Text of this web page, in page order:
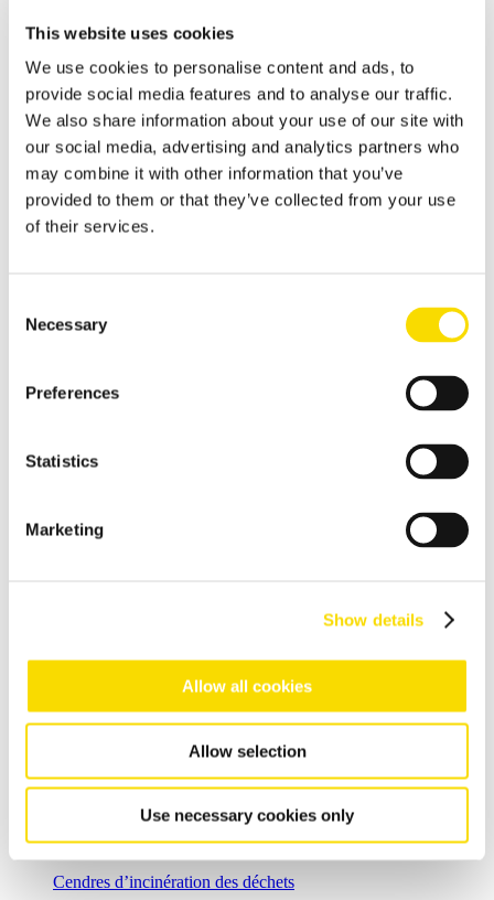
This website uses cookies
We use cookies to personalise content and ads, to
provide social media features and to analyse our traffic.
We also share information about your use of our site with
our social media, advertising and analytics partners who
may combine it with other information that you’ve
provided to them or that they’ve collected from your use
of their services.
Selection
Necessary
Preferences
Statistics
Marketing
Show details
Allow all cookies
Allow selection
Use necessary cookies only
Une technologie magnétique et de tri pour une valeur ajoutée
plus élevée dans l’industrie minière
Aperçu de recyclage des métaux
Ses solutions innovantes et assistées par capteurs, pour des
niveaux de tri élevés et un recyclage des métaux efficace.
Ferrailles
Ferrailles broyées
Tri de métaux non ferreux
Technologie de tri optique à haute résolution, pour des
matériaux en cuivre pur
Recyclage des déchets des équipements électriques et
Solutions de tri flexibles pour des traitements exigeants dans
le domaine du recyclage des déchets des équipements
électriques et électroniques (DEEE)
Cendres d’incinération des déchets